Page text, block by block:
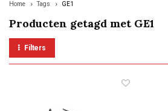
Home Tags GE1
Producten getagd met GE1
Filters